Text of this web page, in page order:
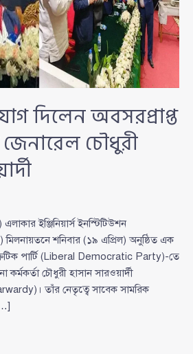
দিলেন অবসরপ্রাপ্ত
জেনারেল চৌধুরী
ইঞ্জিনিয়ার্স ইনস্টিটিউশন
শনিবার (১৯ এপ্রিল) অনুষ্ঠিত এক
পার্টি (Liberal Democratic Party)-তে
কর্মকর্তা চৌধুরী হাসান সারওয়ার্দী
তাঁর নেতৃত্বে সাবেক সামরিক